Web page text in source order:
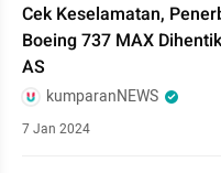
Cek Keselamatan,
Boeing 737 MAX
AS
kumparanNEWS
7 Jan 2024